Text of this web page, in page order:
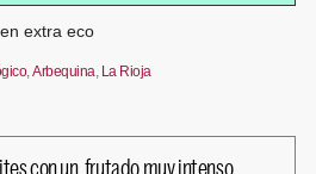
extra eco
,Arbequina, La Rioja